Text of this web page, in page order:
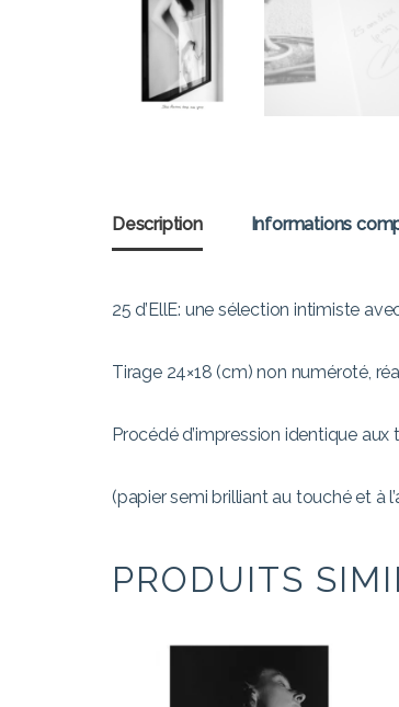
Description Informations
25 d’EllE: une sélection intimiste
Tirage 24×18 (cm) non numéroté,
Procédé d’impression identique
(papier semi brilliant au touché et à
PRODUITS